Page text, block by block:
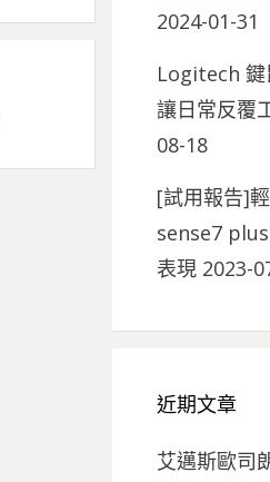
2024-01-31
Logitech
讓日常反覆
08-18
[試用報告]
sense7
表現 2023-
近期文章
艾邁斯歐司